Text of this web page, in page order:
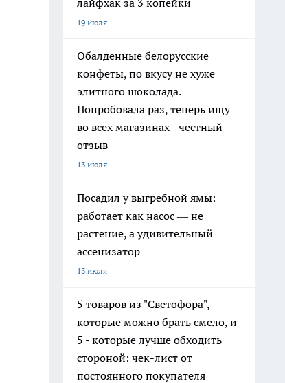
лайфхак за 3 копейки
19 июля
Обалденные белорусские
конфеты, по вкусу не хуже
элитного шоколада.
Попробовала раз, теперь ищу
во всех магазинах - честный
отзыв
13 июля
Посадил у выгребной ямы:
работает как насос — не
растение, а удивительный
ассенизатор
13 июля
5 товаров из "Светофора",
которые можно брать смело, и
5 - которые лучше обходить
стороной: чек-лист от
постоянного покупателя